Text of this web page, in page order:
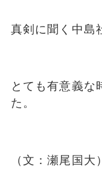
真剣に聞く中島
とても有意義な
た。
（文：瀬尾国大）